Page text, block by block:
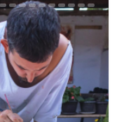
Lindbäck.
amor de
Philippe
de